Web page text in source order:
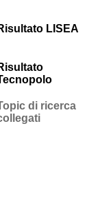
LISEA
di ricerca